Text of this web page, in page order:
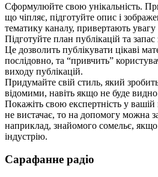
Сформулюйте свою унікальність.
що чіпляє, підготуйте опис і
тематику каналу, привертають увагу
Підготуйте план публікацій та
Це дозволить публікувати цікаві
послідовно, та “привчить”
виходу публікацій.
Придумайте свій стиль, який
відомими, навіть якщо не буде видно
Покажіть свою експертність у
не вистачає, то на допомогу можна
наприклад, знайомого сомельє,
індустрію.
Сарафанне радіо